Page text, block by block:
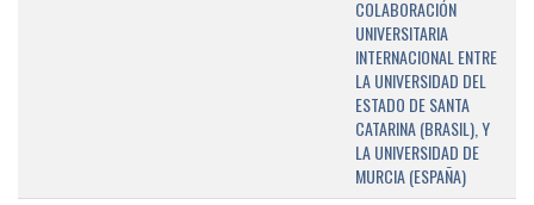
COLABORACIÓN
UNIVERSITARIA
INTERNACIONAL ENTRE
LA UNIVERSIDAD DEL
ESTADO DE SANTA
CATARINA (BRASIL), Y
LA UNIVERSIDAD DE
MURCIA (ESPAÑA)